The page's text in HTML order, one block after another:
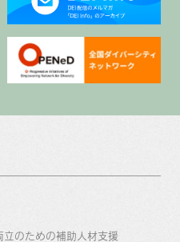
のための補助人材支援